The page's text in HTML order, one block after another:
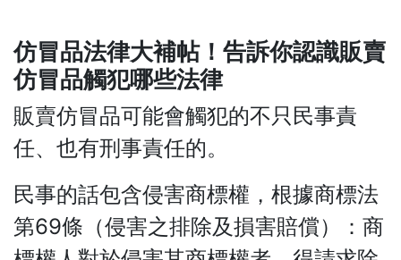
仿冒品法律大補帖！告訴你認識販賣
仿冒品觸犯哪些法律
販賣仿冒品可能會觸犯的不只民事責
任、也有刑事責任的。
民事的話包含侵害商標權，根據商標法
第69條（侵害之排除及損害賠償）：商